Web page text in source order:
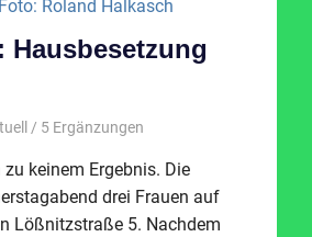
/ 5 Ergänzungen
keinem Ergebnis. Die
drei Frauen auf
Lößnitzstraße 5. Nachdem